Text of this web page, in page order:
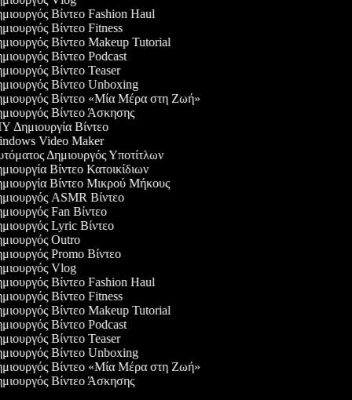
Βίντεο Fashion Haul
Βίντεο Fitness
Βίντεο Makeup Tutorial
Βίντεο Podcast
Βίντεο Teaser
Βίντεο Unboxing
Βίντεο «Μία Μέρα στη Ζωή»
Βίντεο Άσκησης
Δημιουργία Βίντεο
Video Maker
Δημιουργός Υποτίτλων
Βίντεο Κατοικίδιων
Βίντεο Μικρού Μήκους
ASMR Βίντεο
Fan Βίντεο
Lyric Βίντεο
Outro
Promo Βίντεο
Vlog
Βίντεο Fashion Haul
Βίντεο Fitness
Βίντεο Makeup Tutorial
Βίντεο Podcast
Βίντεο Teaser
Βίντεο Unboxing
Βίντεο «Μία Μέρα στη Ζωή»
Βίντεο Άσκησης